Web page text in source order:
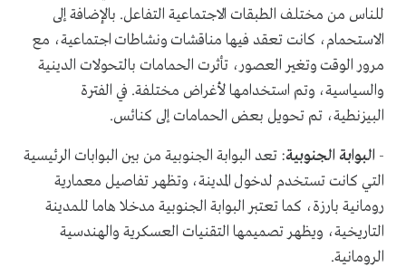
للناس من مختلف الطبقات الاجتماعية التفاعل. بالإضافة إلى
الاستحمام، كانت تعقد فيها مناقشات ونشاطات اجتماعية، مع
مرور الوقت وتغير العصور، تأثرت الحمامات بالتحولات الدينية
والسياسية، وتم استخدامها لأغراض مختلفة. في الفترة
البيزنطية، تم تحويل بعض الحمامات إلى كنائس.
- البوابة الجنوبية: تعد البوابة الجنوبية من بين البوابات الرئيسية
التي كانت تستخدم لدخول المدينة، وتظهر تفاصيل معمارية
رومانية بارزة، كما تعتبر البوابة الجنوبية مدخلا هاما للمدينة
التاريخية، ويظهر تصميمها التقنيات العسكرية والهندسية
الرومانية.